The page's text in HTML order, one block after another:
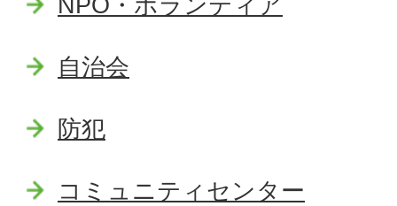
自治会
防犯
コミュニティセンター